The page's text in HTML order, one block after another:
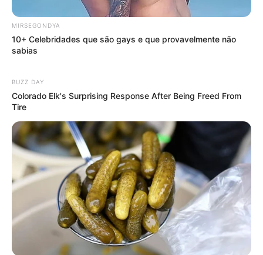
MIRSEGONDYA
10+ Celebridades que são gays e que provavelmente não
sabias
BUZZ DAY
Colorado Elk's Surprising Response After Being Freed From
Tire